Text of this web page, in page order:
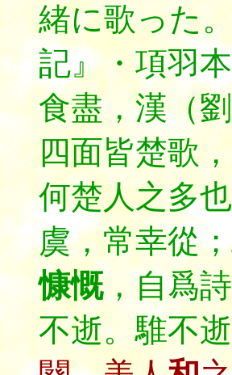
緒に歌った
記』・項羽
食盡，漢（
四面皆楚歌
何楚人之多
虞，常幸從
慷慨，自爲
不逝。騅不